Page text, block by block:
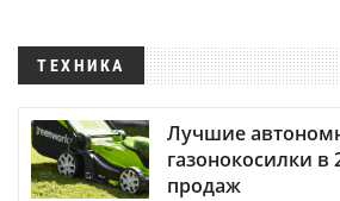
ТЕХНИКА
Лучшие
газонокосилки в
продаж